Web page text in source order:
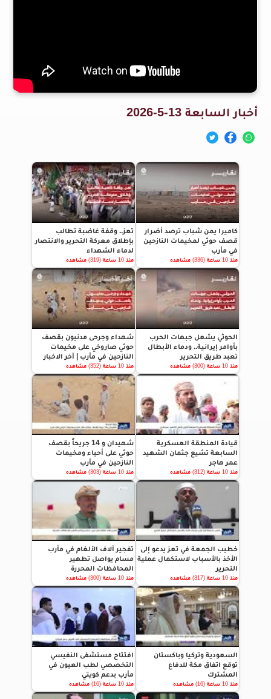
أخبار السابعة 13-5-2026
كاميرا يمن شباب ترصد أضرار
قصف حوثي لمخيمات النازحين
في مأرب
منذ 10 ساعة (336) مشاهده
تعز.. وقفة غاضبة تطالب
بإطلاق معركة التحرير والانتصار
لدماء الشهداء
منذ 10 ساعة (319) مشاهده
الحوثي يشعل جبهات الحرب
بأوامر إيرانية.. ودماء الأبطال
تعبد طريق التحرير
منذ 10 ساعة (300) مشاهده
شهداء وجرحى مدنيون بقصف
حوثي صاروخي على مخيمات
النازحين في مأرب | آخر الاخبار
منذ 10 ساعة (352) مشاهده
قيادة المنطقة العسكرية
السابعة تشيع جثمان الشهيد
عمر هاجر
منذ 10 ساعة (312) مشاهده
شهيدان و 14 جريحاً بقصف
حوثي على أحياء ومخيمات
النازحين في مأرب
منذ 10 ساعة (303) مشاهده
خطيب الجمعة في تعز يدعو إلى
الأخذ بالأسباب لاستكمال عملية
التحرير
منذ 10 ساعة (317) مشاهده
تفجير آلاف الألغام في مأرب
مسام يواصل تطهير
المحافظات المحررة
منذ 10 ساعة (300) مشاهده
السعودية وتركيا وباكستان
توقع اتفاق مكة للدفاع
المشترك
منذ 10 ساعة (16) مشاهده
افتتاح مستشفى النفيسي
التخصصي لطب العيون في
مأرب بدعم كويتي
منذ 10 ساعة (16) مشاهده